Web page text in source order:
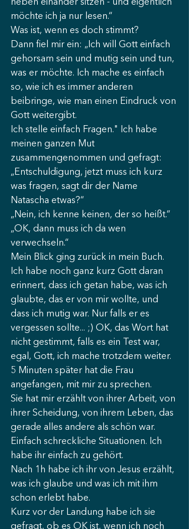
neben einander sitzen - und eigentlich
möchte ich ja nur lesen.“
Was ist, wenn es doch stimmt?
Dann fiel mir ein: „Ich will Gott einfach
gehorsam sein und mutig sein und tun,
was er möchte. Ich mache es einfach
so, wie ich es immer anderen
beibringe, wie man einen Eindruck von
Gott weitergibt.
Ich stelle einfach Fragen." Ich habe
meinen ganzen Mut
zusammengenommen und gefragt:
„Entschuldigung, jetzt muss ich kurz
was fragen, sagt dir der Name
Natascha etwas?“
„Nein, ich kenne keinen, der so heißt.“
„OK, dann muss ich da wen
verwechseln.“
Mein Blick ging zurück in mein Buch.
Ich habe noch ganz kurz Gott daran
erinnert, dass ich getan habe, was ich
glaubte, das er von mir wollte, und
dass ich mutig war. Nur falls er es
vergessen sollte... ;) OK, das Wort hat
nicht gestimmt, falls es ein Test war,
egal, Gott, ich mache trotzdem weiter.
5 Minuten später hat die Frau
angefangen, mit mir zu sprechen.
Sie hat mir erzählt von ihrer Arbeit, von
ihrer Scheidung, von ihrem Leben, das
gerade alles andere als schön war.
Einfach schreckliche Situationen. Ich
habe ihr einfach zu gehört.
Nach 1h habe ich ihr von Jesus erzählt,
was ich glaube und was ich mit ihm
schon erlebt habe.
Kurz vor der Landung habe ich sie
gefragt, ob es OK ist, wenn ich noch